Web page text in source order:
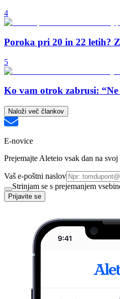
4
Poroka pri 20 in 22 letih?
5
Ko vam otrok zabrusi:
Naloži več člankov
E-novice
Prejemajte Aleteio vsak dan na svoj
Vaš e-poštni naslov
Strinjam se s prejemanjem
Prijavite se